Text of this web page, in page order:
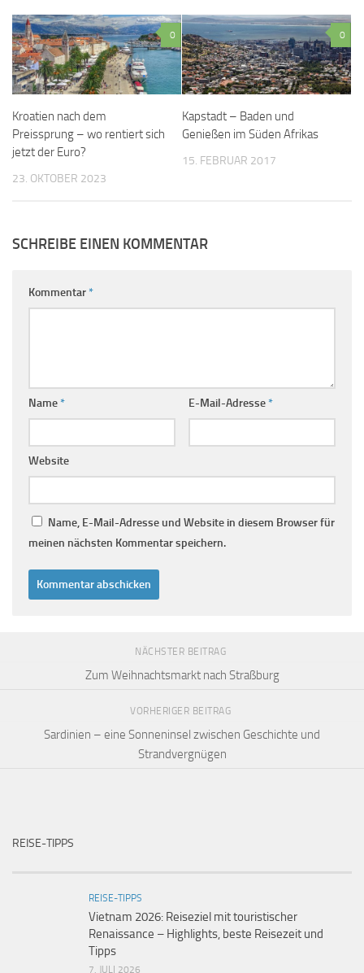
0
Kroatien nach dem
Preissprung – wo rentiert sich
jetzt der Euro?
23. OKTOBER 2023
0
Kapstadt – Baden und
Genießen im Süden Afrikas
15. FEBRUAR 2017
SCHREIBE EINEN KOMMENTAR
Kommentar*
Name* E-Mail-Adresse*
Website
Name, E-Mail-Adresse und Website in diesem Browser für
meinen nächsten Kommentar speichern.
NÄCHSTER BEITRAG
Zum Weihnachtsmarkt nach Straßburg
VORHERIGER BEITRAG
Sardinien – eine Sonneninsel zwischen Geschichte und
Strandvergnügen
REISE-TIPPS
REISE-TIPPS
Vietnam 2026: Reiseziel mit touristischer
Renaissance – Highlights, beste Reisezeit und
Tipps
7. JULI 2026